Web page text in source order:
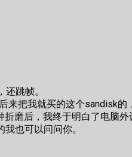
跳帧。
来把我就买的这个sandisk
磨后，我终于明白了电脑
也可以问问你。